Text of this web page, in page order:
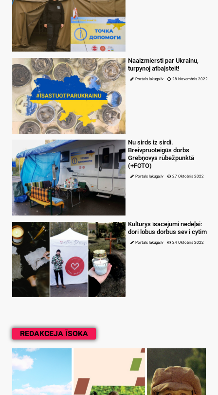
REDAKCEJA ĪSOKA
Naaizmiersti par Ukrainu,
turpynoj atbaļsteit!
Portals lakuga.lv 28 Novembris 2022
Nu sirds iz sirdi.
Breivpruoteigūs dorbs
Grebņovys rūbežpunktā
(+FOTO)
Portals lakuga.lv 27 Oktobris 2022
Kulturys īsacejumi nedeļai:
dori lobus dorbus sev i cytim
Portals lakuga.lv 24 Oktobris 2022